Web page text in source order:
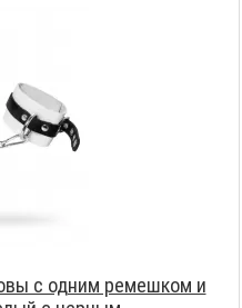
с одним ремешком и